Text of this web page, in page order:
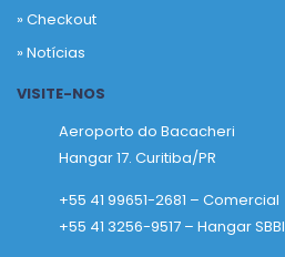
»Checkout
»Notícias
VISITE-NOS
Aeroporto do Bacacheri
Hangar 17. Curitiba/PR
+55 41 99651-2681 – Comercial
+55 41 3256-9517 – Hangar SBBI